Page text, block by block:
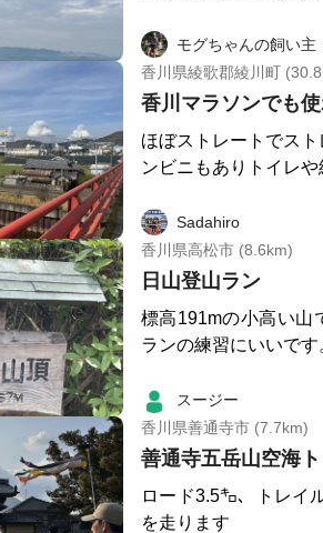
屋島寺にも立ち寄り
絶景ポイントの遊鶴亭に着きます。 遊鶴
ると13.5kmのほどよ
ースです。私が走っ
した。
モグちゃんの飼い主
香川県綾歌郡綾川町
香川マラソンでも
ほぼストレートでス
ンビニもありトイレ
Sadahiro
香川県高松市 (8.6km)
日山登山ラン
標高191mの小高い山
ランの練習にいいです
スージー
香川県善通寺市 (7.7km)
善通寺五岳山空海
ロード3.5㌔、トレイ
を走ります